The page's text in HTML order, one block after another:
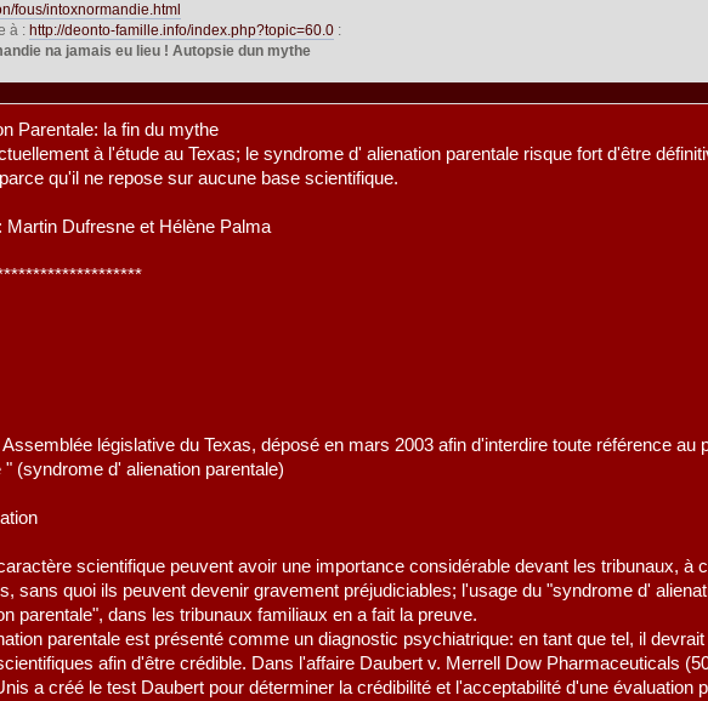
fous/intoxnormandie.html
à : http://deonto-famille.info/index.php?topic=60.0 :
na jamais eu lieu ! Autopsie dun mythe
Parentale: la fin du mythe
à l'étude au Texas; le syndrome d' alienation parentale risque fort d'être
qu'il ne repose sur aucune base scientifique.
Martin Dufresne et Hélène Palma
Assemblée législative du Texas, déposé en mars 2003 afin d'interdire toute référence au
" (syndrome d' alienation parentale)
scientifique peuvent avoir une importance considérable devant les tribunaux, à
sans quoi ils peuvent devenir gravement préjudiciables; l'usage du "syndrome d'
parentale", dans les tribunaux familiaux en a fait la preuve.
parentale est présenté comme un diagnostic psychiatrique: en tant que tel, il
afin d'être crédible. Dans l'affaire Daubert v. Merrell Dow Pharmaceuticals
a créé le test Daubert pour déterminer la crédibilité et l'acceptabilité d'une évaluation